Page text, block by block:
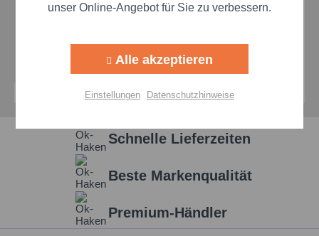
Schnelle Lieferzeiten
Beste Markenqualität
Premium-Händler
Personalisierung Aktiv
unser Online-Angebot für Sie zu verbessern.
Alle akzeptieren
Einstellungen Datenschutzhinweise